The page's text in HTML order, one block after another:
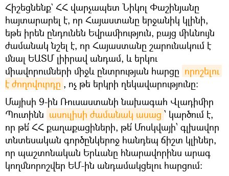
Հիշեցնենք` ՀՀ վարչապետ Նիկոլ Փաշինյանը
հայտարարել է, որ Հայաստանը երջանիկ կլինի,
եթե իրեն ընդունեն Եվրամիություն, բայց միևնույն
ժամանակ նշել է, որ Հայաստանը շարունակում է
մնալ ԵԱՏՄ լիիրավ անդամ, և երկու
միավորումների միջև ընտրության հարցը որոշելու
է ժողովուրդը , ոչ թե երկրի ղեկավարությունը:
Մայիսի 9-ին Ռուսաստանի նախագահ Վլադիմիր
Պուտինն ասուլիսի ժամանակ ասաց ՝ կարծում է,
որ թե՛ ՀՀ քաղաքացիների, թե՛ Մոսկվայի՝ գլխավոր
տնտեսական գործընկերոջ հանդեպ ճիշտ կլիներ,
որ պաշտոնական Երևանը հնարավորինս արագ
կողմնորոշվեր ԵՄ-ին անդամակցելու հարցում։